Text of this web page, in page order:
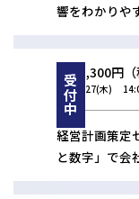
響をわかりや
受付中
3,300円（
08/27(木)
経営計画策定
と数字」で会